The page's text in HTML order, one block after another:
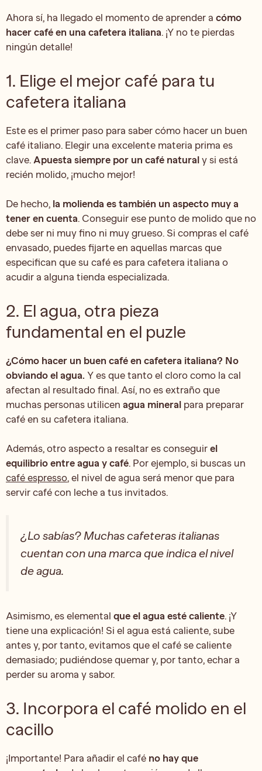
Ahora sí, ha llegado el momento de aprender a cómo
hacer café en una cafetera italiana. ¡Y no te pierdas
ningún detalle!
1. Elige el mejor café para tu
cafetera italiana
Este es el primer paso para saber cómo hacer un buen
café italiano. Elegir una excelente materia prima es
clave. Apuesta siempre por un café natural y si está
recién molido, ¡mucho mejor!
De hecho, la molienda es también un aspecto muy a
tener en cuenta. Conseguir ese punto de molido que no
debe ser ni muy fino ni muy grueso. Si compras el café
envasado, puedes fijarte en aquellas marcas que
especifican que su café es para cafetera italiana o
acudir a alguna tienda especializada.
2. El agua, otra pieza
fundamental en el puzle
¿Cómo hacer un buen café en cafetera italiana? No
obviando el agua. Y es que tanto el cloro como la cal
afectan al resultado final. Así, no es extraño que
muchas personas utilicen agua mineral para preparar
café en su cafetera italiana.
Además, otro aspecto a resaltar es conseguir el
equilibrio entre agua y café. Por ejemplo, si buscas un
café espresso, el nivel de agua será menor que para
servir café con leche a tus invitados.
¿Lo sabías? Muchas cafeteras italianas
cuentan con una marca que indica el nivel
de agua.
Asimismo, es elemental que el agua esté caliente. ¡Y
tiene una explicación! Si el agua está caliente, sube
antes y, por tanto, evitamos que el café se caliente
demasiado; pudiéndose quemar y, por tanto, echar a
perder su aroma y sabor.
3. Incorpora el café molido en el
cacillo
¡Importante! Para añadir el café no hay que